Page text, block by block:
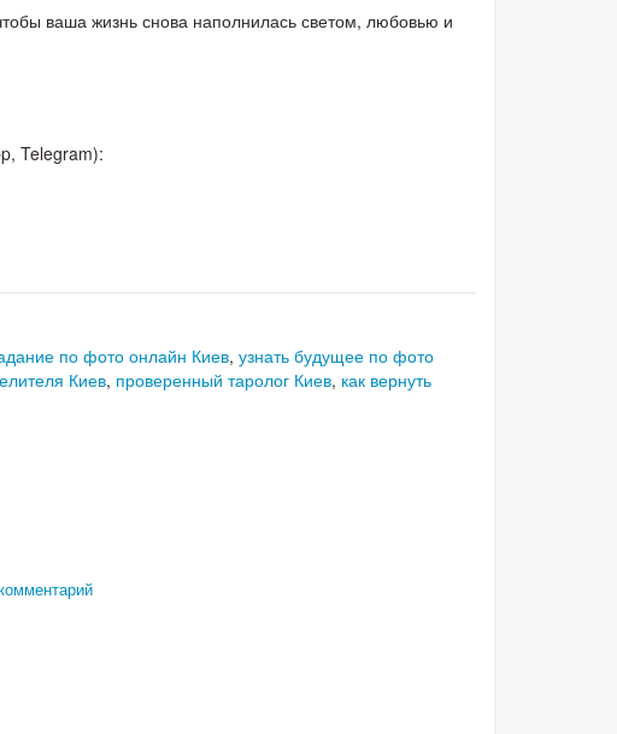
ваша жизнь снова наполнилась светом, любовью и
Telegram):
по фото онлайн Киев, узнать будущее по фото
Киев, проверенный таролог Киев, как вернуть